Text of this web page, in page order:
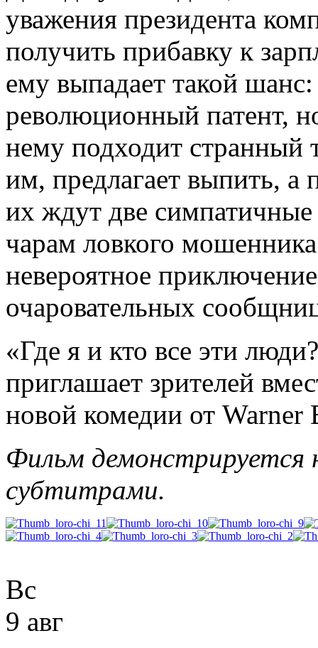
уважения президента
получить прибавку к
ему выпадает такой
революционный патент,
нему подходит странный
им, предлагает выпить, а
их ждут две
чарам ловкого
невероятное
очаровательных
«Где я и кто все эти
приглашает зрителей
новой комедии от Warner
Фильм демонстрируется
субтитрами.
Вс
9 авг